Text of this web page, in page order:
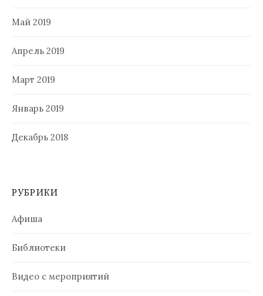
Май 2019
Апрель 2019
Март 2019
Январь 2019
Декабрь 2018
РУБРИКИ
Афиша
Библиотеки
Видео с мероприятий